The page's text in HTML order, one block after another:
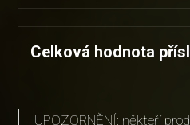
Celková hodnota
UPOZORNĚNÍ: někteří